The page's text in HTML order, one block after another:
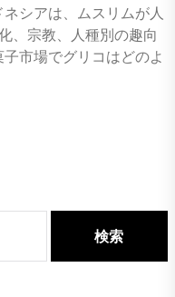
シアは、ムスリムが人
、宗教、人種別の趣向
市場でグリコはどのよ